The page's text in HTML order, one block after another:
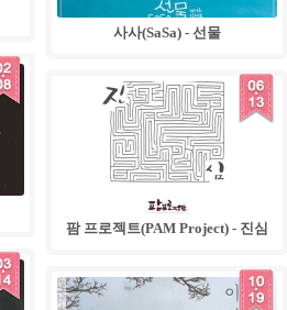
사사(SaSa) - 선물
07
25
06
13
팜 프로젝트(PAM Project) - 진심
12
07
10
19